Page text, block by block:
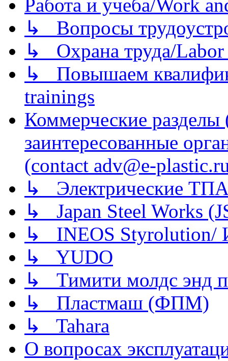
Работа и учеба/Work
↳ Вопросы
↳ Охрана труда/Labor
↳ Повышаем
trainings
Коммерческие
заинтересованные
(contact adv@e-
↳ Электрические
↳ Japan Steel Works
↳ INEOS
↳ YUDO
↳ Тимити молдс энд
↳ Пластмаш (ФПМ)
↳ Tahara
О вопросах